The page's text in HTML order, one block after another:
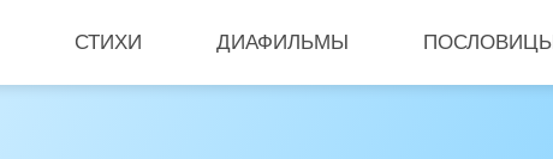
СТИХИ ДИАФИЛЬМЫ